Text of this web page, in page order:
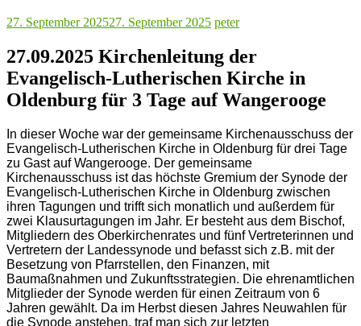
27. September 202527. September 2025 peter
27.09.2025 Kirchenleitung der
Evangelisch-Lutherischen Kirche in
Oldenburg für 3 Tage auf Wangerooge
In dieser Woche war der gemeinsame Kirchenausschuss der
Evangelisch-Lutherischen Kirche in Oldenburg für drei Tage
zu Gast auf Wangerooge. Der gemeinsame
Kirchenausschuss ist das höchste Gremium der Synode der
Evangelisch-Lutherischen Kirche in Oldenburg zwischen
ihren Tagungen und trifft sich monatlich und außerdem für
zwei Klausurtagungen im Jahr. Er besteht aus dem Bischof,
Mitgliedern des Oberkirchenrates und fünf Vertreterinnen und
Vertretern der Landessynode und befasst sich z.B. mit der
Besetzung von Pfarrstellen, den Finanzen, mit
Baumaßnahmen und Zukunftsstrategien. Die ehrenamtlichen
Mitglieder der Synode werden für einen Zeitraum von 6
Jahren gewählt. Da im Herbst diesen Jahres Neuwahlen für
die Synode anstehen, traf man sich zur letzten